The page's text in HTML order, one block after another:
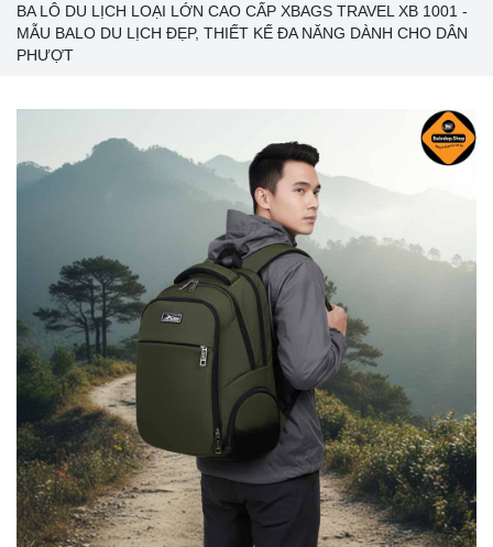
BA LÔ DU LỊCH LOẠI LỚN CAO CẤP XBAGS TRAVEL XB 1001 -
MẪU BALO DU LỊCH ĐẸP, THIẾT KẾ ĐA NĂNG DÀNH CHO DÂN
PHƯỢT